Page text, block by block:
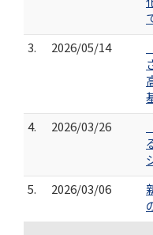
3.
2026/05/14
4.
2026/03/26
5.
2026/03/06